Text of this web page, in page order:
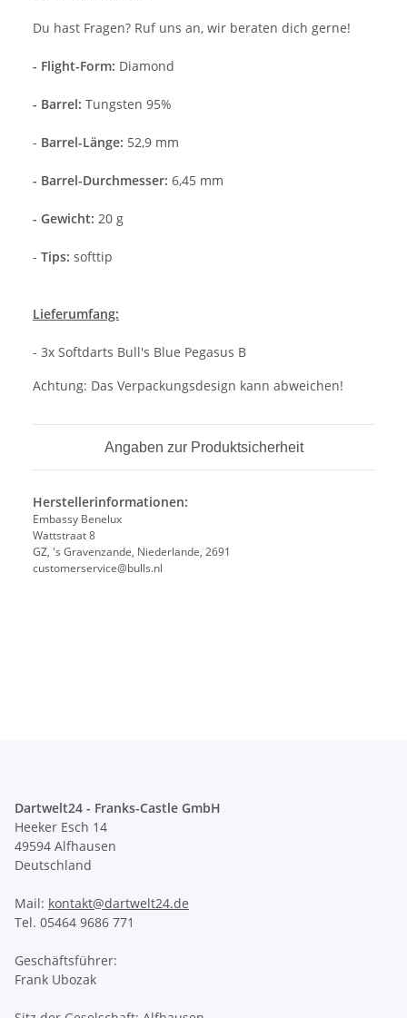
Du hast Fragen? Ruf uns an, wir beraten dich gerne!
- Flight-Form: Diamond
- Barrel: Tungsten 95%
- Barrel-Länge: 52,9 mm
- Barrel-Durchmesser: 6,45 mm
- Gewicht: 20 g
- Tips: softtip
Lieferumfang:
- 3x Softdarts Bull's Blue Pegasus B
Achtung: Das Verpackungsdesign kann abweichen!
Angaben zur Produktsicherheit
Herstellerinformationen:
Embassy Benelux
Wattstraat 8
GZ, 's Gravenzande, Niederlande, 2691
customerservice@bulls.nl
Dartwelt24 - Franks-Castle GmbH
Heeker Esch 14
49594 Alfhausen
Deutschland
Mail: kontakt@dartwelt24.de
Tel. 05464 9686 771
Geschäftsführer:
Frank Ubozak